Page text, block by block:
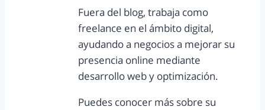
Fuera del blog, trabaja como
freelance en el ámbito digital,
ayudando a negocios a mejorar su
presencia online mediante
desarrollo web y optimización.
Puedes conocer más sobre su